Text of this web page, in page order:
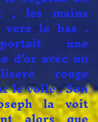
, les mains
vers le bas .
une
d’or avec un
rouge
le voile . Son
la voit